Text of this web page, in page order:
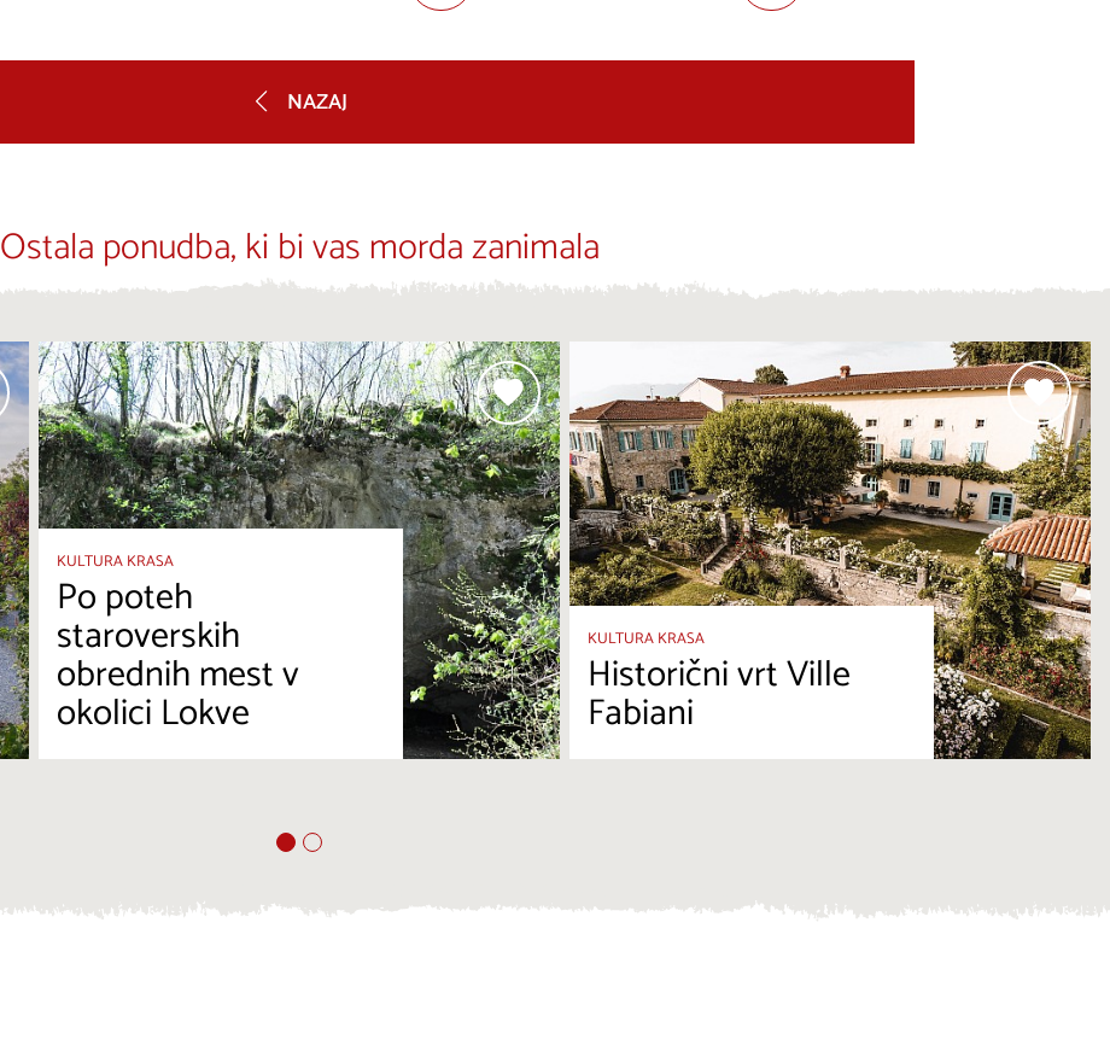
NAZAJ
Ostala ponudba, ki bi vas morda zanimala
KULTURA KRASA
Po poteh
staroverskih
obrednih mest v
okolici Lokve
KULTURA KRASA
Historični vrt Ville
Fabiani